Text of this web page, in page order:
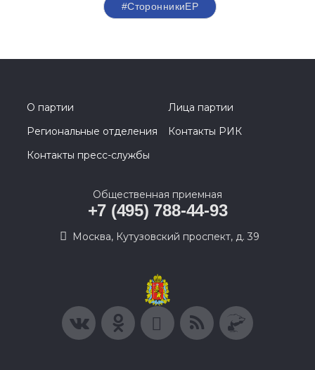
#СторонникиЕР
О партии
Лица партии
Региональные отделения
Контакты РИК
Контакты пресс-службы
Общественная приемная
+7 (495) 788-44-93
Москва, Кутузовский проспект, д. 39